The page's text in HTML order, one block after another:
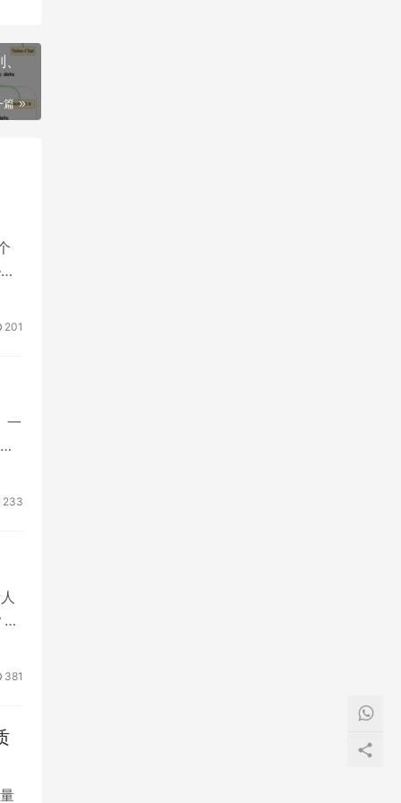
、
篇
201
一
233
381